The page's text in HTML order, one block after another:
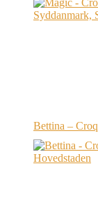
Bettina –